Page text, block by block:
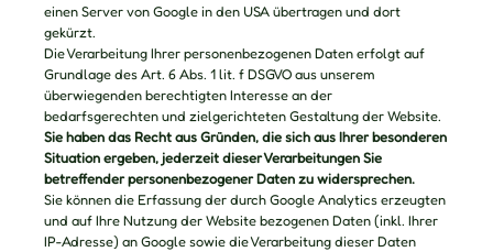
einen Server von Google in den USA übertragen und dort
gekürzt.
Die Verarbeitung Ihrer personenbezogenen Daten erfolgt auf
Grundlage des Art. 6 Abs. 1 lit. f DSGVO aus unserem
überwiegenden berechtigten Interesse an der
bedarfsgerechten und zielgerichteten Gestaltung der Website.
Sie haben das Recht aus Gründen, die sich aus Ihrer besonderen
Situation ergeben, jederzeit dieser Verarbeitungen Sie
betreffender personenbezogener Daten zu widersprechen.
Sie können die Erfassung der durch Google Analytics erzeugten
und auf Ihre Nutzung der Website bezogenen Daten (inkl. Ihrer
IP-Adresse) an Google sowie die Verarbeitung dieser Daten